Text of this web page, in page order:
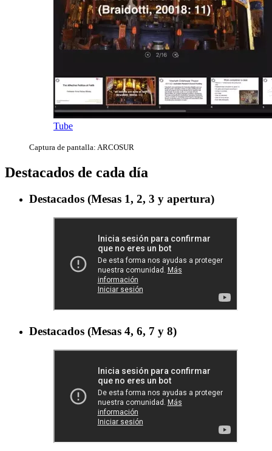
Tube
Captura de pantalla: ARCOSUR
Destacados de cada día
Destacados (Mesas 1, 2, 3 y apertura)
Destacados (Mesas 4, 6, 7 y 8)